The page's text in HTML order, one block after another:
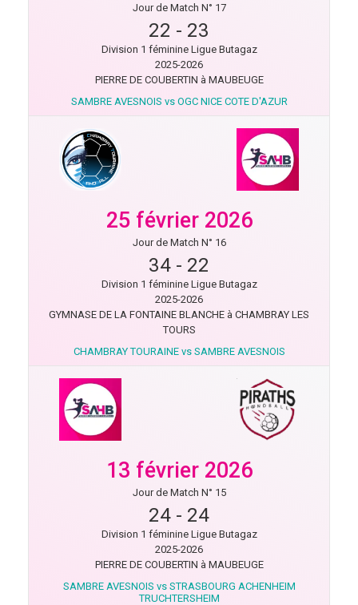
Jour de Match N° 17
22 - 23
Division 1 féminine Ligue Butagaz
2025-2026
PIERRE DE COUBERTIN à MAUBEUGE
SAMBRE AVESNOIS vs OGC NICE COTE D'AZUR
25 février 2026
Jour de Match N° 16
34 - 22
Division 1 féminine Ligue Butagaz
2025-2026
GYMNASE DE LA FONTAINE BLANCHE à CHAMBRAY LES
TOURS
CHAMBRAY TOURAINE vs SAMBRE AVESNOIS
13 février 2026
Jour de Match N° 15
24 - 24
Division 1 féminine Ligue Butagaz
2025-2026
PIERRE DE COUBERTIN à MAUBEUGE
SAMBRE AVESNOIS vs STRASBOURG ACHENHEIM
TRUCHTERSHEIM